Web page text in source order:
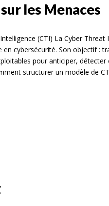
les Menaces
(CTI) La Cyber Threat
cybersécurité. Son objectif :
pour anticiper, détecter
structurer un modèle de